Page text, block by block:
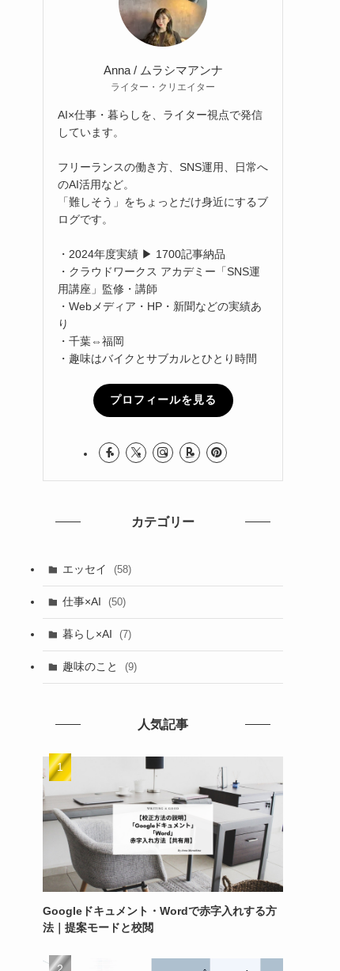
Anna / ムラシマアンナ
ライター・クリエイター
AI×仕事・暮らしを、ライター視点で発信
しています。
フリーランスの働き方、SNS運用、日常へ
のAI活用など。
「難しそう」をちょっとだけ身近にするブ
ログです。
・2024年度実績 ▶ 1700記事納品
・クラウドワークス アカデミー「SNS運
用講座」監修・講師
・Webメディア・HP・新聞などの実績あ
り
・千葉⇔福岡
・趣味はバイクとサブカルとひとり時間
プロフィールを見る
カテゴリー
エッセイ (58)
仕事×AI (50)
暮らし×AI (7)
趣味のこと (9)
人気記事
Googleドキュメント・Wordで赤字入れする方
法｜提案モードと校閲